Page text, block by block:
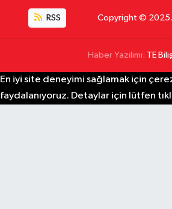
RSS Copyright © 2025.
Haber Yazılımı: TE
En iyi site deneyimi sağlamak için
faydalanıyoruz. Detaylar için lütfen